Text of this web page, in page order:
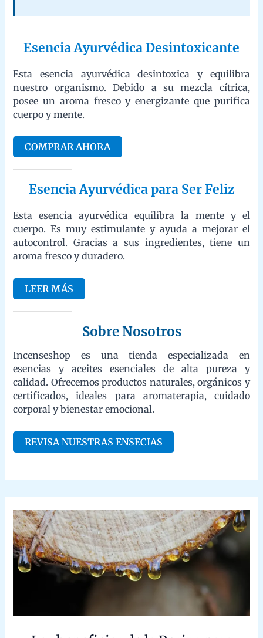
Esta esencia ayurvédica desintoxica y equilibra nuestro
organismo. Debido a su mezcla cítrica, posee un aroma fresco y
energizante que purifica cuerpo y mente.
COMPRAR AHORA
Esencia Ayurvédica para Ser Feliz
Esta esencia ayurvédica equilibra la mente y el cuerpo. Es muy
estimulante y ayuda a mejorar el autocontrol. Gracias a sus
ingredientes, tiene un aroma fresco y duradero.
Sobre Nosotros
esenciales de alta pureza y calidad. Ofrecemos productos
naturales, orgánicos y certificados, ideales para aromaterapia,
cuidado corporal y bienestar emocional.
Los beneficios de la Resina para quemar
como Incienso
Incienso natural y orgánico,Tipos de incienso/ By
Propiedades y Usos de las